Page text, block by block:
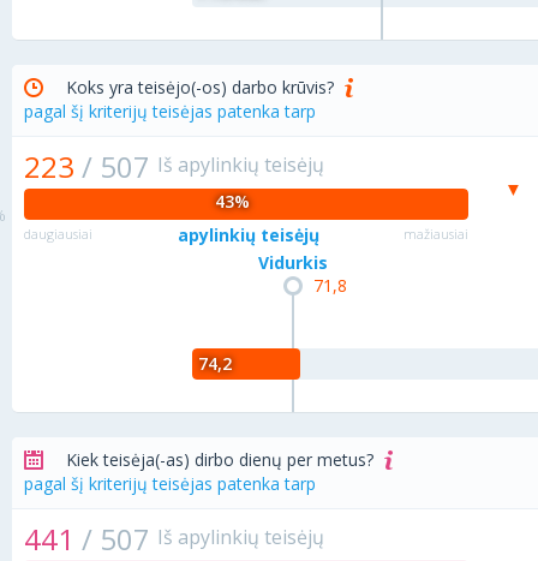
Koks yra teisėjo(-os) darbo krūvis?
pagal šį kriterijų teisėjas patenka tarp
223 / 507 Iš apylinkių teisėjų
43%
daugiausiai apylinkių teisėjų mažiausiai
71,8
Vidurkis
74,2
Kiek teisėja(-as) dirbo dienų per metus?
pagal šį kriterijų teisėjas patenka tarp
441 / 507 Iš apylinkių teisėjų